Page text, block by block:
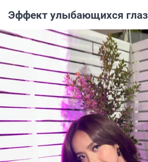
Эффект улыбающихся глаз